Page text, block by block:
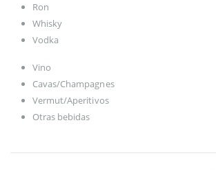
Ron
Whisky
Vodka
Vino
Cavas/Champagnes
Vermut/Aperitivos
Otras bebidas